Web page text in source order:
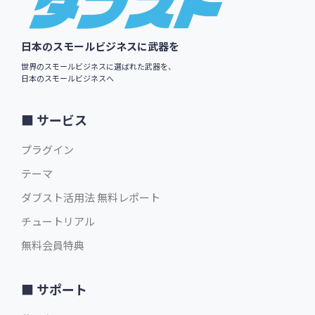
日本のスモールビジネスに武器を
世界のスモールビジネスに選ばれた武器を、
日本のスモールビジネスへ
サービス
プラグイン
テーマ
ダブスト活用法 無料レポート
チュートリアル
無料会員特典
サポート